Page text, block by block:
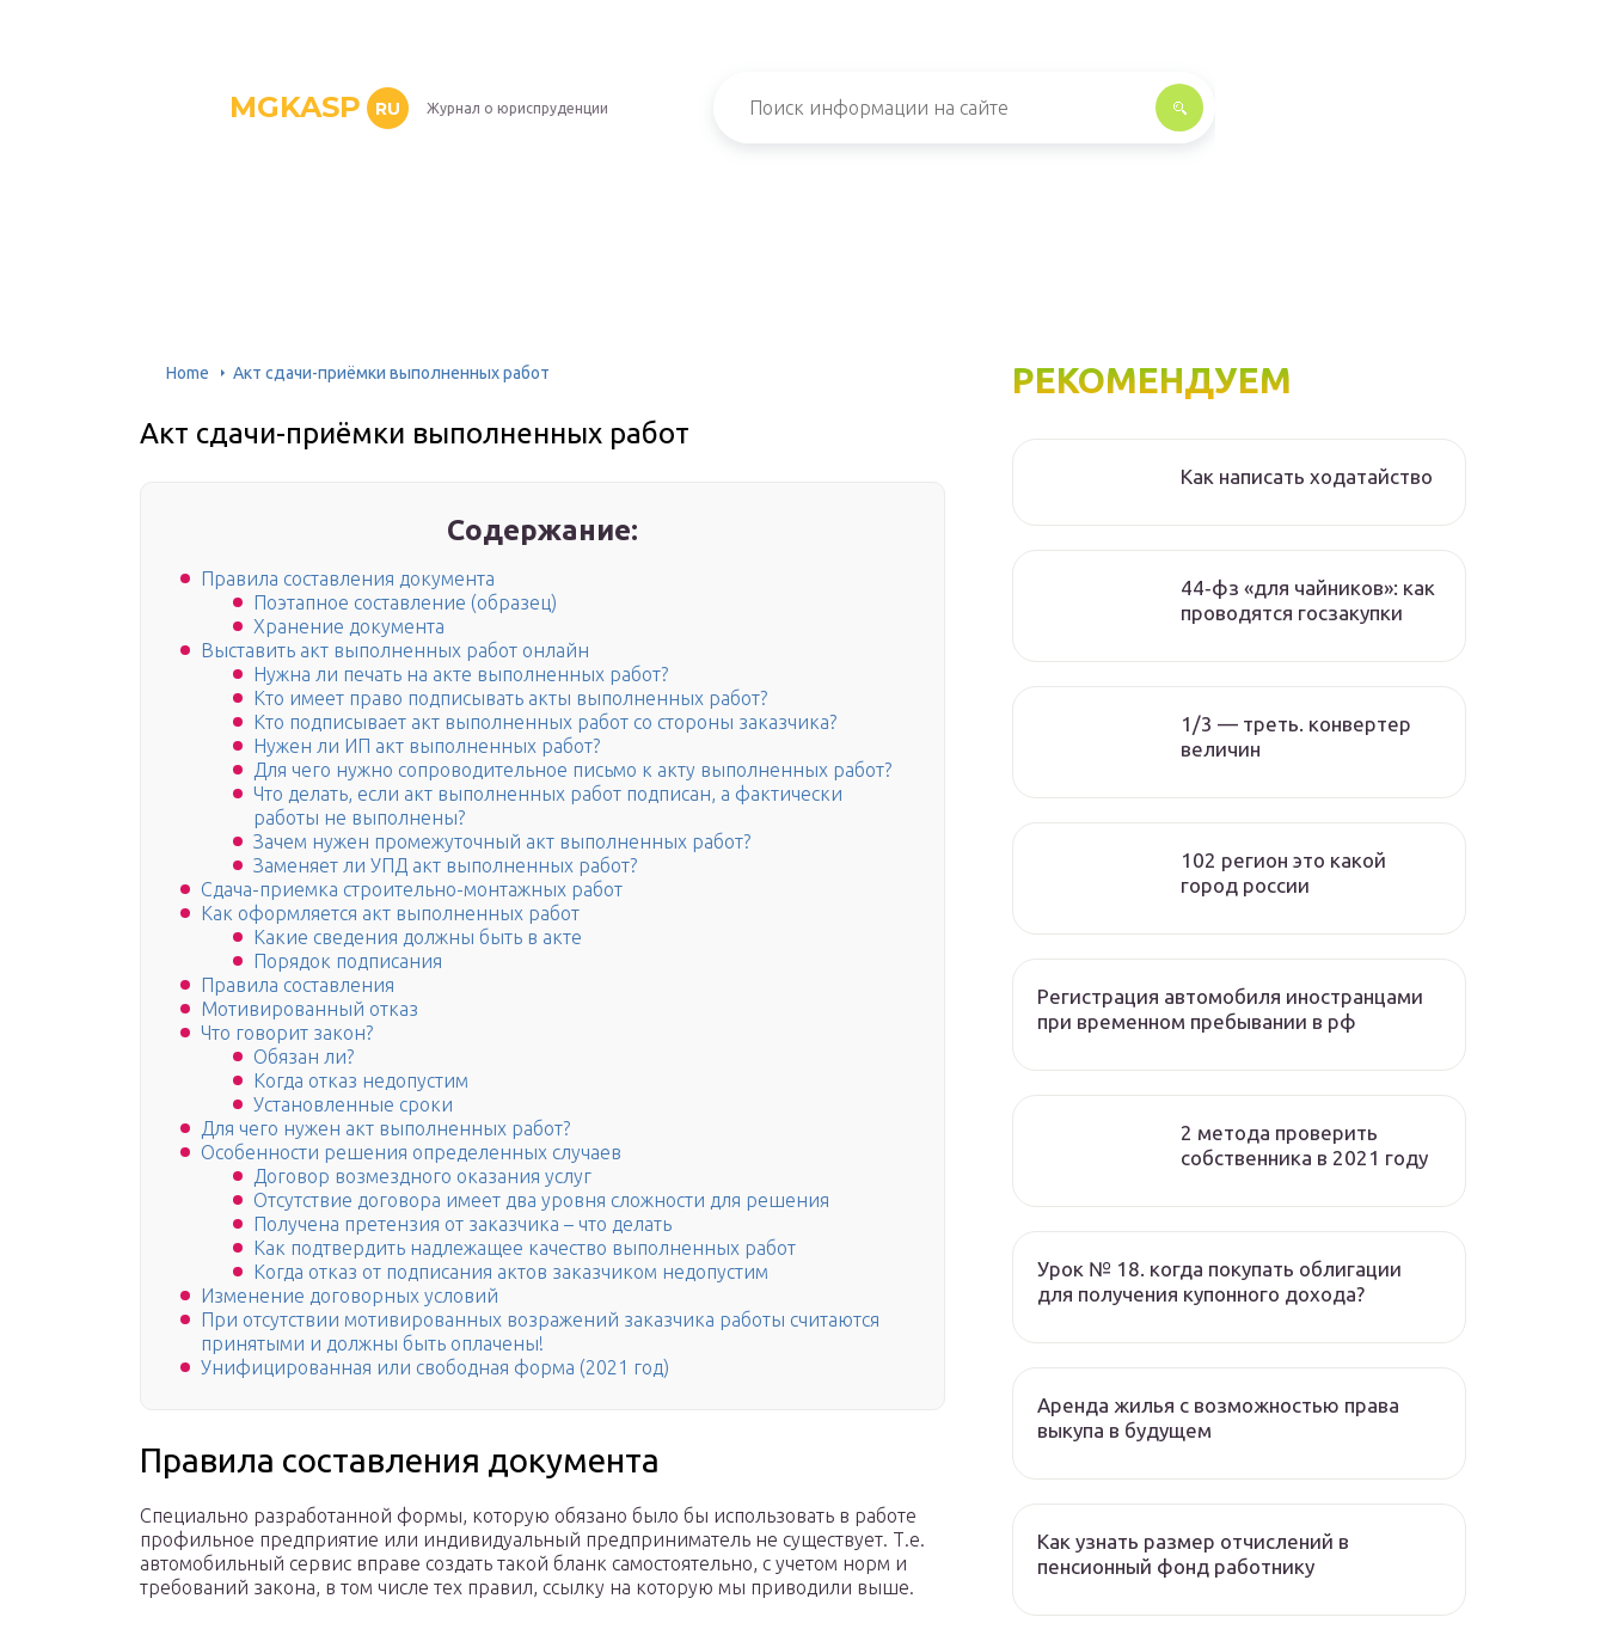
MGKASP RU Журнал о юриспруденции
Home Акт сдачи-приёмки выполненных работ
Акт сдачи-приёмки выполненных работ
Содержание:
Правила составления документа
Поэтапное составление (образец)
Хранение документа
Выставить акт выполненных работ онлайн
Нужна ли печать на акте выполненных работ?
Кто имеет право подписывать акты выполненных работ?
Кто подписывает акт выполненных работ со стороны заказчика?
Нужен ли ИП акт выполненных работ?
Для чего нужно сопроводительное письмо к акту выполненных работ?
Что делать, если акт выполненных работ подписан, а фактически
работы не выполнены?
Зачем нужен промежуточный акт выполненных работ?
Заменяет ли УПД акт выполненных работ?
Сдача-приемка строительно-монтажных работ
Как оформляется акт выполненных работ
Какие сведения должны быть в акте
Порядок подписания
Правила составления
Мотивированный отказ
Что говорит закон?
Обязан ли?
Когда отказ недопустим
Установленные сроки
Для чего нужен акт выполненных работ?
Особенности решения определенных случаев
Договор возмездного оказания услуг
Отсутствие договора имеет два уровня сложности для решения
Получена претензия от заказчика – что делать
Как подтвердить надлежащее качество выполненных работ
Когда отказ от подписания актов заказчиком недопустим
Изменение договорных условий
При отсутствии мотивированных возражений заказчика работы считаются
принятыми и должны быть оплачены!
Унифицированная или свободная форма (2021 год)
Правила составления документа
Специально разработанной формы, которую обязано было бы использовать в работе
профильное предприятие или индивидуальный предприниматель не существует. Т.е.
автомобильный сервис вправе создать такой бланк самостоятельно, с учетом норм и
требований закона, в том числе тех правил, ссылку на которую мы приводили выше.
РЕКОМЕНДУЕМ
Как написать ходатайство
44‑фз «для чайников»: как
проводятся госзакупки
1/3 — треть. конвертер
величин
102 регион это какой
город россии
Регистрация автомобиля иностранцами
при временном пребывании в рф
2 метода проверить
собственника в 2021 году
Урок № 18. когда покупать облигации
для получения купонного дохода?
Аренда жилья с возможностью права
выкупа в будущем
Как узнать размер отчислений в
пенсионный фонд работнику